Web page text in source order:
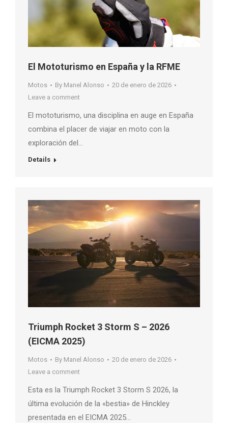
El Mototurismo en España y la RFME
Motos By Manel Alonso
20 de enero de 2026
Leave a comment
El mototurismo, una disciplina en auge en España
combina el placer de viajar en moto con la
exploración del…
Details
Triumph Rocket 3 Storm S – 2026
(EICMA 2025)
Motos By Manel Alonso
20 de enero de 2026
Leave a comment
Esta es la Triumph Rocket 3 Storm S 2026, la
última evolución de la «bestia» de Hinckley
presentada en el EICMA 2025…